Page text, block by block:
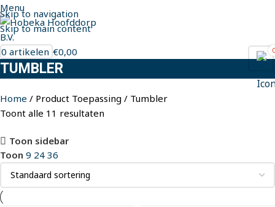
Skip to navigation
Skip to main content
Menu
0
0 artikelen €0,00
TUMBLER
Home Product Toepassing
Tumbler
Toont alle 11 resultaten
Toon sidebar
Toon 9 24 36